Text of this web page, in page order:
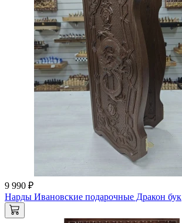
9 990 ₽
Нарды Ивановские подарочные Дракон бук